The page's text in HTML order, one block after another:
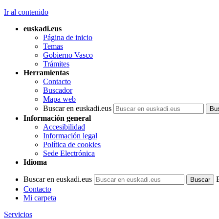
Ir al contenido
euskadi.eus
Página de inicio
Temas
Gobierno Vasco
Trámites
Herramientas
Contacto
Buscador
Mapa web
Buscar en euskadi.eus
Información general
Accesibilidad
Información legal
Política de cookies
Sede Electrónica
Idioma
Buscar en euskadi.eus
Contacto
Mi carpeta
Servicios